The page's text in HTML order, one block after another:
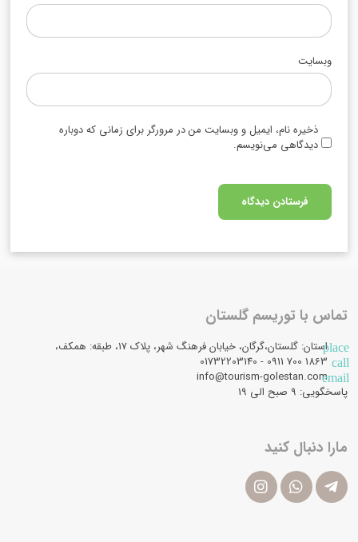
وبسایت
ذخیره نام، ایمیل و وبسایت من در مرورگر برای زمانی که دوباره
دیدگاهی می‌نویسم.
تماس با توریسم گلستان
placeاستان: گلستان،گرگان، خیابان فرهنگ شهر، پلاک 17، طبقه: همکف،
call
email
info@tourism-golestan.com
پاسخگویی: ۹ صبح الی 19
مارا دنبال کنید